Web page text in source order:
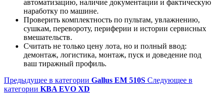
автоматизацию, наличие документации и фактическую
наработку по машине.
Проверить комплектность по пультам, увлажнению,
сушкам, перевороту, периферии и истории сервисных
вмешательств.
Считать не только цену лота, но и полный ввод:
демонтаж, логистика, монтаж, пуск и доведение под
ваш тиражный профиль.
Предыдущее в категории Gallus EM 510S Следующее в
категории KBA EVO XD